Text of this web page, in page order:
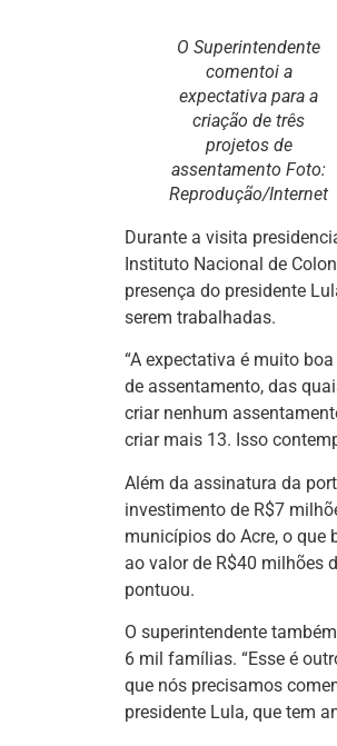
O Superintendente
comentoi a
expectativa para a
criação de três
projetos de
assentamento Foto:
Reprodução/Internet
Durante a visita
Instituto Nacional de
presença do presidente
serem trabalhadas.
“A expectativa é muito
de assentamento, das
criar nenhum
criar mais 13. Isso
Além da assinatura da
investimento de R$7
municípios do Acre, o que
ao valor de R$40 milhões
pontuou.
O superintendente
6 mil famílias. “Esse é
que nós precisamos
presidente Lula, que tem